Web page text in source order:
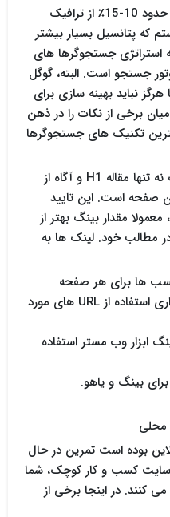
در حال حاضر Techlato می شود حدود 10-15٪ از ترافیک
پتانسیل بسیار بیشتر
استراتژی جستجوگرها های
جستجو است. البته، گوگل
نباید بهینه سازی برای
برخی از نکات را در ذهن
تکنیک های جستجوگرها
تاکید بر روی عنوان برچسب: بینگ نه تنها مقاله H1 و آگاه از
صفحه است. این تایید
مقدار بینگ بهتر از
بیش از 300 کلمه در مطالب خود. لینک ها به
ها برای هر صفحه
استفاده از schema.org نشانه گذاری استفاده از URL های مورد
ابزار وب مستر استفاده
بینگ و یاهو.
محلی
بوده است تمرین در حال
سایت کسب و کار کوچک، شما
کنند. در اینجا برخی از